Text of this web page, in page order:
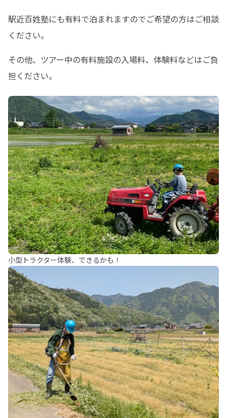
駅近百姓塾にも有料で泊まれますのでご希望の方はご相談
ください。
その他、ツアー中の有料施設の入場料、体験料などはご負
担ください。
小型トラクター体験、できるかも！